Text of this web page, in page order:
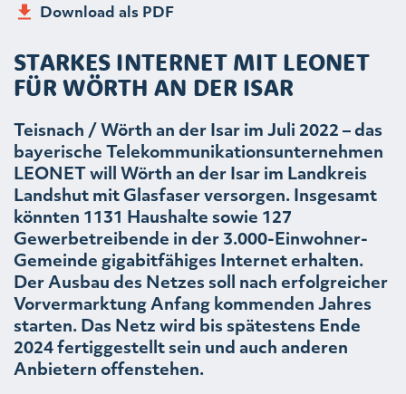
Download als PDF
STARKES INTERNET MIT LEONET
FÜR WÖRTH AN DER ISAR
Teisnach / Wörth an der Isar im Juli 2022 – das
bayerische Telekommunikationsunternehmen
LEONET will Wörth an der Isar im Landkreis
Landshut mit Glasfaser versorgen. Insgesamt
könnten 1131 Haushalte sowie 127
Gewerbetreibende in der 3.000-Einwohner-
Gemeinde gigabitfähiges Internet erhalten.
Der Ausbau des Netzes soll nach erfolgreicher
Vorvermarktung Anfang kommenden Jahres
starten. Das Netz wird bis spätestens Ende
2024 fertiggestellt sein und auch anderen
Anbietern offenstehen.